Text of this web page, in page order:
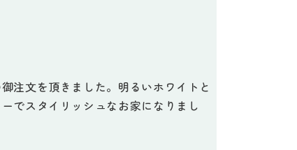
注文を頂きました。明るいホワイトと
でスタイリッシュなお家になりまし